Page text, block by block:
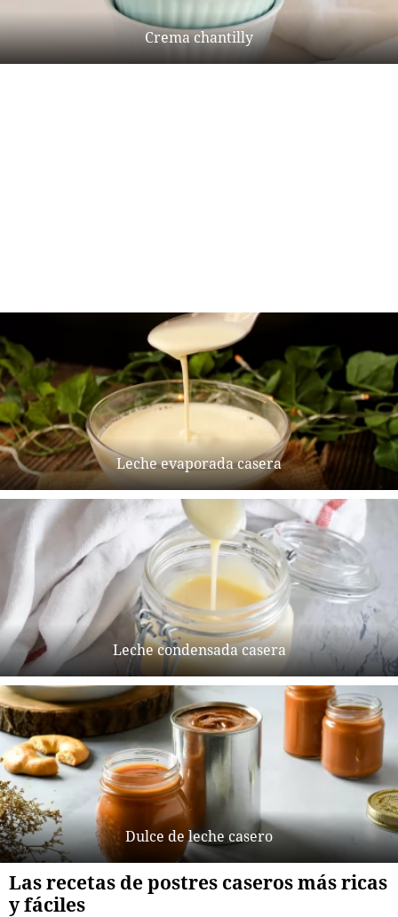
Crema chantilly
Leche evaporada casera
Leche condensada casera
Dulce de leche casero
Las recetas de postres caseros más ricas
y fáciles